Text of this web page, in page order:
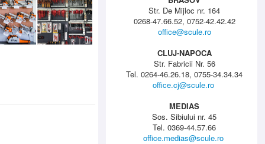
Str. De Mijloc nr. 164
0268-47.66.52, 0752-42.42.42
office@scule.ro
CLUJ-NAPOCA
Str. Fabricii Nr. 56
Tel. 0264-46.26.18, 0755-34.34.34
office.cj@scule.ro
MEDIAS
Sos. Sibiului nr. 45
Tel. 0369-44.57.66
office.medias@scule.ro